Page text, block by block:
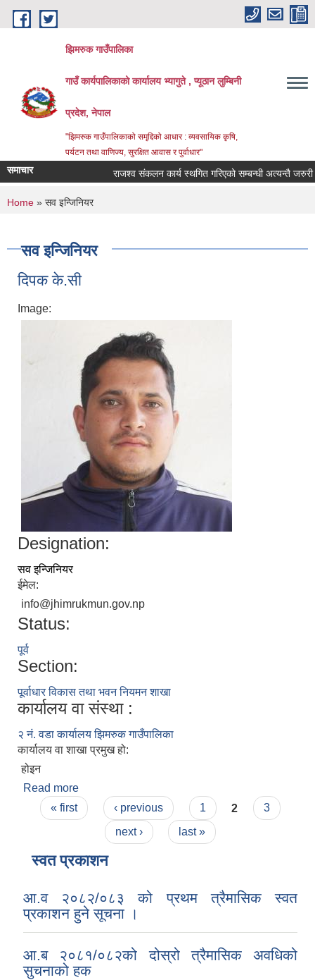
Skip to main content
झिमरुक गाउँपालिका
गाउँ कार्यपालिकाको कार्यालय भ्यागुते , प्यूठान लुम्बिनी
प्रदेश, नेपाल
"झिमरुक गाउँपालिकाको समृद्दिको आधार : व्यवसायिक कृषि,
पर्यटन तथा वाणिज्य, सुरक्षित आवास र पुर्वाधार"
समाचार राजश्व संकलन कार्य स्थगित गरिएको सम्बन्धी अत्यन्तै जरुरी
You are here
Home » सव इन्जिनियर
सव इन्जिनियर
दिपक के.सी
Image:
Designation:
सव इन्जिनियर
ईमेल:
info@jhimrukmun.gov.np
Status:
पूर्व
Section:
पूर्वाधार विकास तथा भवन नियमन शाखा
कार्यालय वा संस्था :
२ नं. वडा कार्यालय झिमरुक गाउँपालिका
कार्यालय वा शाखा प्रमुख हो:
होइन
Read more
Pages
« first ‹ previous 1 2
3
next ›
last »
स्वत प्रकाशन
आ.व २०८२/०८३ को प्रथम त्रैमासिक स्वत
प्रकाशन हुने सूचना ।
आ.ब २०८१/०८२को दोस्रो त्रैमासिक अवधिको
सुचनाको हक